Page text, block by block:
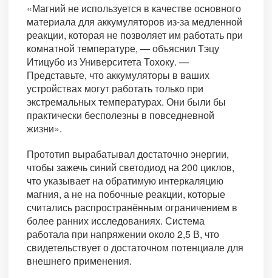
«Магний не используется в качестве основного
материала для аккумуляторов из-за медленной
реакции, которая не позволяет им работать при
комнатной температуре, — объяснил Тэцу
Итицубо из Университета Тохоку. —
Представьте, что аккумуляторы в ваших
устройствах могут работать только при
экстремальных температурах. Они были бы
практически бесполезны в повседневной
жизни».
Прототип вырабатывал достаточно энергии,
чтобы зажечь синий светодиод на 200 циклов,
что указывает на обратимую интеркаляцию
магния, а не на побочные реакции, которые
считались распространённым ограничением в
более ранних исследованиях. Система
работала при напряжении около 2,5 В, что
свидетельствует о достаточном потенциале для
внешнего применения.